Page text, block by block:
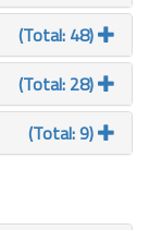
(Total: 48)
(Total: 28)
(Total: 9)